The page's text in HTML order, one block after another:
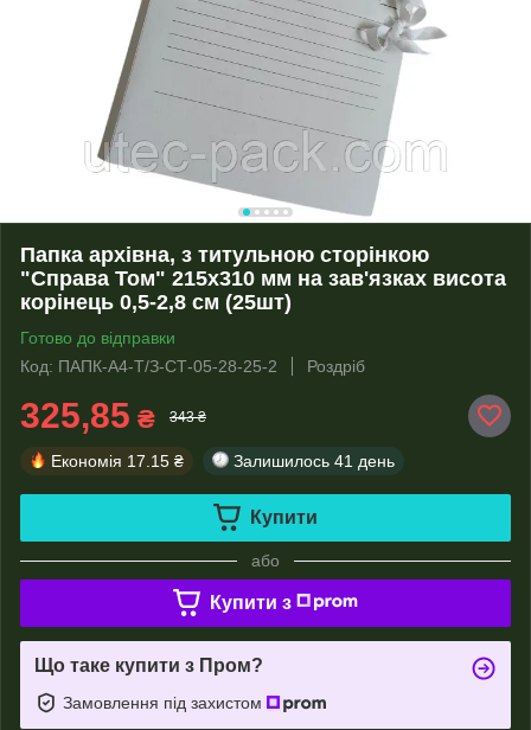
Папка архівна, з титульною сторінкою
"Справа Том" 215х310 мм на зав'язках висота
корінець 0,5-2,8 см (25шт)
Готово до відправки
Код: ПАПК-А4-Т/З-СТ-05-28-25-2
Роздріб
325,85 ₴ 343 ₴
Економія 17.15 ₴ Залишилось 41 день
Купити
або
Купити з
Що таке купити з Пром?
Замовлення під захистом